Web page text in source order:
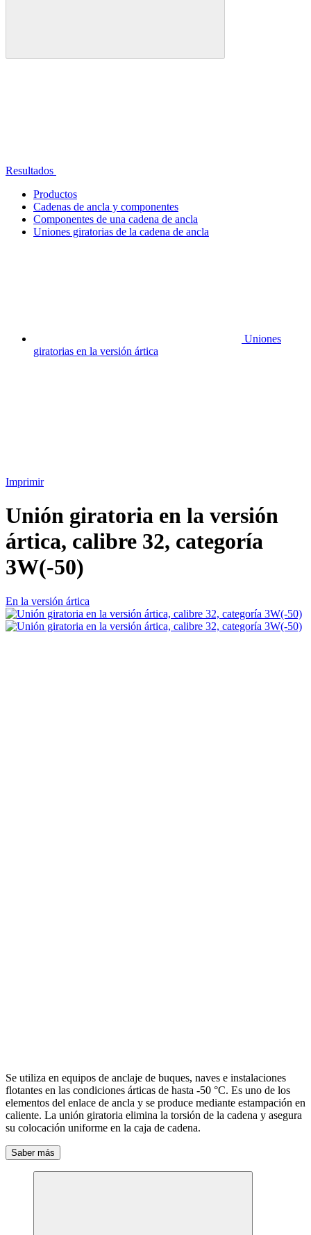
Resultados
Productos
Cadenas de ancla y componentes
Componentes de una cadena de ancla
Uniones giratorias de la cadena de ancla
Uniones
giratorias en la versión ártica
Imprimir
Unión giratoria en la versión
ártica, calibre 32, categoría
3W(-50)
En la versión ártica
Se utiliza en equipos de anclaje de buques, naves e instalaciones
flotantes en las condiciones árticas de hasta -50 °С. Es uno de los
elementos del enlace de ancla y se produce mediante estampación en
caliente. La unión giratoria elimina la torsión de la cadena y asegura
su colocación uniforme en la caja de cadena.
Saber más